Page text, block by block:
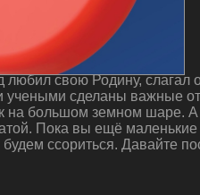
дружном"
свою Родину, слагал
сделаны важные
на большом земном шаре.
Пока вы ещё
ссориться. Давайте